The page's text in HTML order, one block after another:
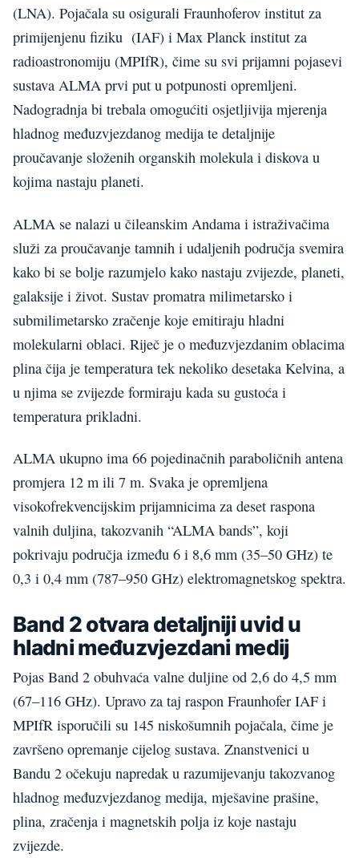
(LNA). Pojačala su osigurali Fraunhoferov institut za
primijenjenu fiziku (IAF) i Max Planck institut za
radioastronomiju (MPIfR), čime su svi prijamni pojasevi
sustava ALMA prvi put u potpunosti opremljeni.
Nadogradnja bi trebala omogućiti osjetljivija mjerenja
hladnog međuzvjezdanog medija te detaljnije
proučavanje složenih organskih molekula i diskova u
kojima nastaju planeti.
ALMA se nalazi u čileanskim Andama i istraživačima
služi za proučavanje tamnih i udaljenih područja svemira
kako bi se bolje razumjelo kako nastaju zvijezde, planeti,
galaksije i život. Sustav promatra milimetarsko i
submilimetarsko zračenje koje emitiraju hladni
molekularni oblaci. Riječ je o međuzvjezdanim oblacima
plina čija je temperatura tek nekoliko desetaka Kelvina, a
u njima se zvijezde formiraju kada su gustoća i
temperatura prikladni.
ALMA ukupno ima 66 pojedinačnih paraboličnih antena
promjera 12 m ili 7 m. Svaka je opremljena
visokofrekvencijskim prijamnicima za deset raspona
valnih duljina, takozvanih “ALMA bands”, koji
pokrivaju područja između 6 i 8,6 mm (35–50 GHz) te
0,3 i 0,4 mm (787–950 GHz) elektromagnetskog spektra.
Band 2 otvara detaljniji uvid u
hladni međuzvjezdani medij
Pojas Band 2 obuhvaća valne duljine od 2,6 do 4,5 mm
(67–116 GHz). Upravo za taj raspon Fraunhofer IAF i
MPIfR isporučili su 145 niskošumnih pojačala, čime je
završeno opremanje cijelog sustava. Znanstvenici u
Bandu 2 očekuju napredak u razumijevanju takozvanog
hladnog međuzvjezdanog medija, mješavine prašine,
plina, zračenja i magnetskih polja iz koje nastaju
zvijezde.